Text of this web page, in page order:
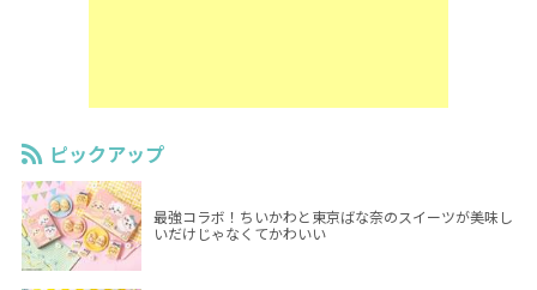
ピックアップ
最強コラボ！ちいかわと東京ばな奈のスイーツが美味し
いだけじゃなくてかわいい